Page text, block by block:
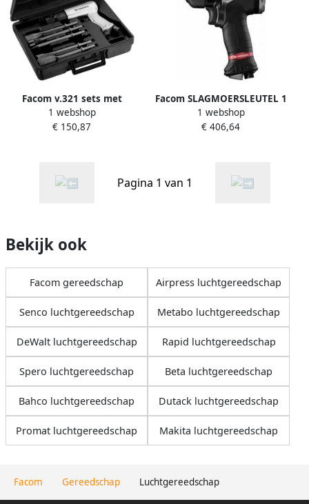
Facom Gereedschap Luchtgereedschap
Facom v.321 sets met
hakhamer V.321AH
1 webshop
€ 150,87
Facom SLAGMOERSLEUTEL 1
2" HEAVY DUTY NS.3500GPB
1 webshop
€ 406,64
Pagina 1 van 1
Bekijk ook
Facom gereedschap Airpress luchtgereedschap
Senco luchtgereedschap Metabo luchtgereedschap
DeWalt luchtgereedschap Rapid luchtgereedschap
Spero luchtgereedschap Beta luchtgereedschap
Bahco luchtgereedschap Dutack luchtgereedschap
Promat luchtgereedschap Makita luchtgereedschap